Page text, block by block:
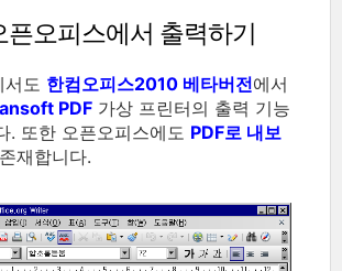
픈오피스에서 출력하기
서도 한컴오피스2010 베타버전에서
PDF 가상 프린터의 출력 기능
. 또한 오픈오피스에도 PDF로 내보
재합니다.